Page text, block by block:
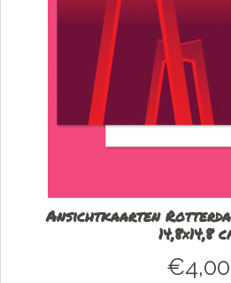
Ansichtkaarten
14,8×14,8
€4,00